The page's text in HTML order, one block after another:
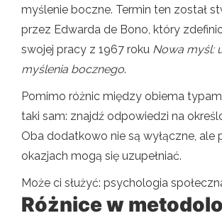
myślenie boczne. Termin ten został
przez Edwarda de Bono, który
swojej pracy z 1967 roku Nowa myśl:
myślenia bocznego.
Pomimo różnic między obiema
taki sam: znajdź odpowiedzi na
Oba dodatkowo nie są wyłączne, ale
okazjach mogą się uzupełniać.
Może ci służyć: psychologia
Różnice w